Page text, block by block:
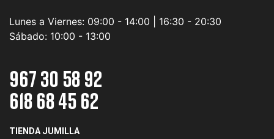
Lunes a Viernes: 09:00 - 14:00 | 16:30 - 20:30
Sábado: 10:00 - 13:00
967 30 58 92
618 68 45 62
TIENDA JUMILLA